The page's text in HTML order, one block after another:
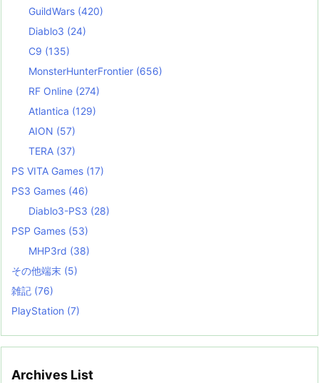
GuildWars (420)
Diablo3 (24)
C9 (135)
MonsterHunterFrontier (656)
RF Online (274)
Atlantica (129)
AION (57)
TERA (37)
PS VITA Games (17)
PS3 Games (46)
Diablo3-PS3 (28)
PSP Games (53)
MHP3rd (38)
その他端末 (5)
雑記 (76)
PlayStation (7)
Archives List